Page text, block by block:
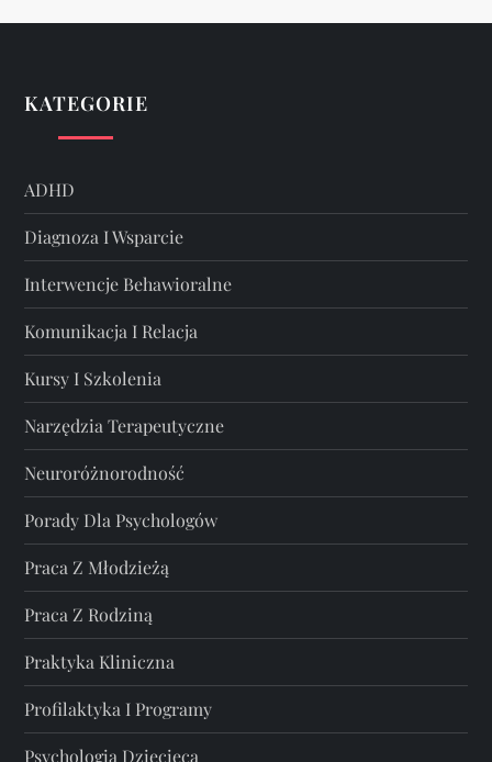
KATEGORIE
ADHD
Diagnoza I Wsparcie
Interwencje Behawioralne
Komunikacja I Relacja
Kursy I Szkolenia
Narzędzia Terapeutyczne
Neuroróżnorodność
Porady Dla Psychologów
Praca Z Młodzieżą
Praca Z Rodziną
Praktyka Kliniczna
Profilaktyka I Programy
Psychologia Dziecięca